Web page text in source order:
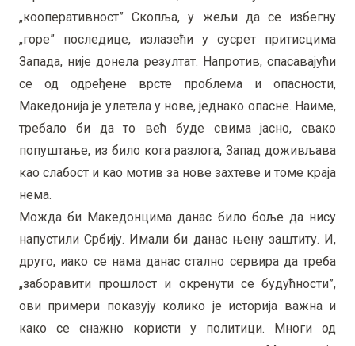
„кооперативност” Скопља, у жељи да се избегну
„горе” последице, излазећи у сусрет притисцима
Запада, није донела резултат. Напротив, спасавајући
се од одређене врсте проблема и опасности,
Македонија је улетела у нове, једнако опасне. Наиме,
требало би да то већ буде свима јасно, свако
попуштање, из било кога разлога, Запад доживљава
као слабост и као мотив за нове захтеве и томе краја
нема.
Можда би Македонцима данас било боље да нису
напустили Србију. Имали би данас њену заштиту. И,
друго, иако се нама данас стално сервира да треба
„заборавити прошлост и окренути се будућности”,
ови примери показују колико је историја важна и
како се снажно користи у политици. Многи од